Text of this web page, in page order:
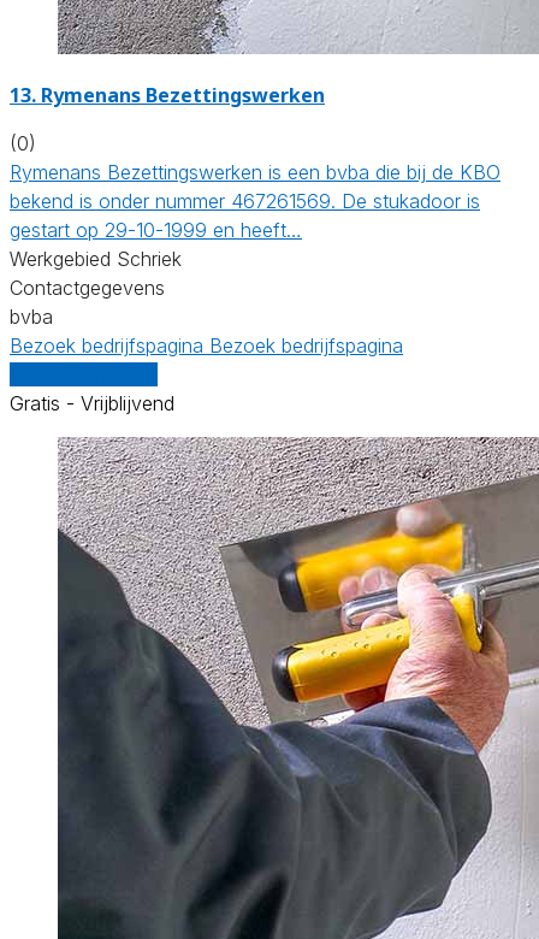
13. Rymenans Bezettingswerken
(0)
Rymenans Bezettingswerken is een bvba die bij de KBO
bekend is onder nummer 467261569. De stukadoor is
gestart op 29-10-1999 en heeft…
Werkgebied Schriek
Contactgegevens
bvba
Bezoek bedrijfspagina Bezoek bedrijfspagina
Gratis - Vrijblijvend